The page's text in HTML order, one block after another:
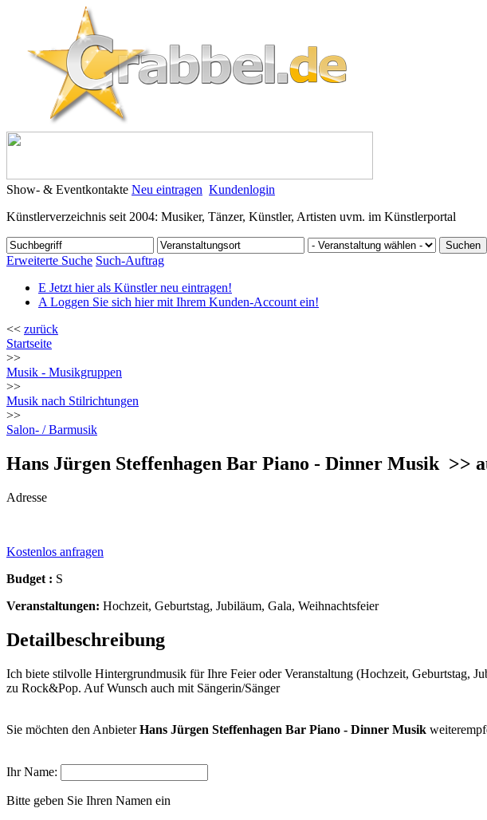
Show- & Eventkontakte Neu eintragen Kundenlogin
Künstlerverzeichnis seit 2004: Musiker, Tänzer, Künstler, Artisten uvm. im Künstlerportal
Erweiterte Suche Such-Auftrag
E Jetzt hier als Künstler neu eintragen!
A Loggen Sie sich hier mit Ihrem Kunden-Account ein!
<< zurück
Startseite
>>
Musik - Musikgruppen
>>
Musik nach Stilrichtungen
>>
Salon- / Barmusik
Hans Jürgen Steffenhagen Bar Piano - Dinner Musik >>
Adresse
Kostenlos anfragen
Budget : S
Veranstaltungen: Hochzeit, Geburtstag, Jubiläum, Gala, Weihnachtsfeier
Detailbeschreibung
Ich biete stilvolle Hintergrundmusik für Ihre Feier oder Veranstaltung (Hochzeit, Geburtstag,
zu Rock&Pop. Auf Wunsch auch mit Sängerin/Sänger
Sie möchten den AnbieterHans Jürgen Steffenhagen Bar Piano - Dinner Musik
Ihr Name:
Bitte geben Sie Ihren Namen ein